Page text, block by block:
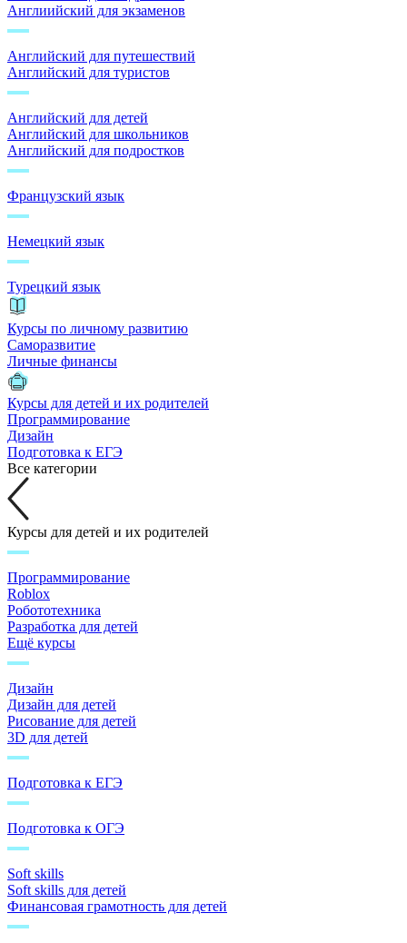
Англиийский для экзаменов
Английский для путешествий
Английский для туристов
Английский для детей
Английский для школьников
Английский для подростков
Французский язык
Немецкий язык
Турецкий язык
Курсы по личному развитию
Саморазвитие
Личные финансы
Курсы для детей и их родителей
Программирование
Дизайн
Подготовка к ЕГЭ
Все категории
Курсы для детей и их родителей
Программирование
Roblox
Робототехника
Разработка для детей
Ещё курсы
Дизайн
Дизайн для детей
Рисование для детей
3D для детей
Подготовка к ЕГЭ
Подготовка к ОГЭ
Soft skills
Soft skills для детей
Финансовая грамотность для детей